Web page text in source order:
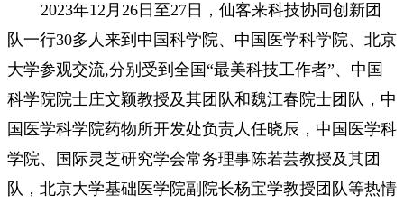
2023年12月26日至27日，仙客来科技协同创新团
队一行30多人来到中国科学院、中国医学科学院、北京
大学参观交流,分别受到全国“最美科技工作者”、中国
科学院院士庄文颖教授及其团队和魏江春院士团队，中
国医学科学院药物所开发处负责人任晓辰，中国医学科
学院、国际灵芝研究学会常务理事陈若芸教授及其团
队，北京大学基础医学院副院长杨宝学教授团队等热情